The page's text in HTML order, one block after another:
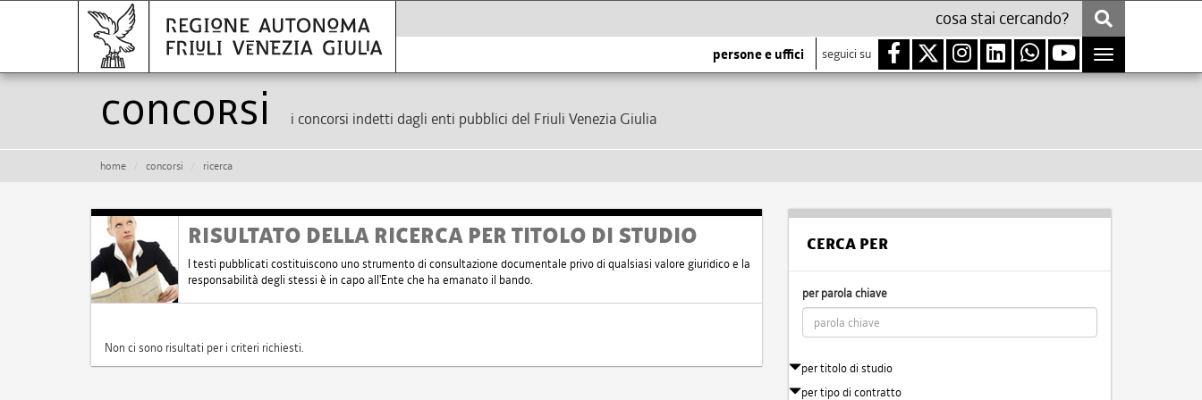
persone e uffici seguici su
Toggle
navigation
Concorsi i concorsi indetti dagli enti pubblici del Friuli Venezia Giulia
home concorsi ricerca
RISULTATO DELLA RICERCA PER TITOLO DI STUDIO
I testi pubblicati costituiscono uno strumento di consultazione documentale privo di qualsiasi valore giuridico e la
responsabilità degli stessi è in capo all'Ente che ha emanato il bando.
Non ci sono risultati per i criteri richiesti.
CERCA PER
per parola chiave
per titolo di studio
per tipo di contratto